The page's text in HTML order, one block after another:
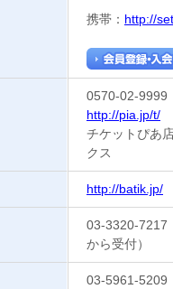
携帯： http://
0570-02-9999
http://pia.jp/t/
チケットぴあ
クス
http://batik.jp/
03-3320-7217
から受付）
03-5961-5209